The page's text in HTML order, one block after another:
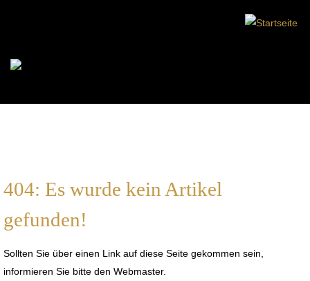
404: Es wurde kein Artikel
gefunden!
Sollten Sie über einen Link auf diese Seite gekommen sein,
informieren Sie bitte den Webmaster.